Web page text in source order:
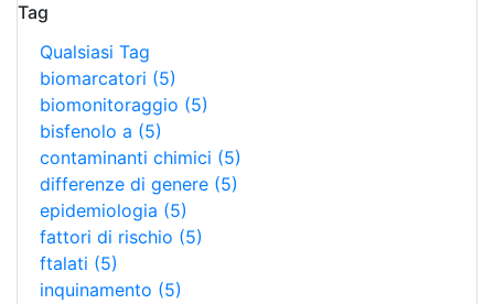
Tag
Qualsiasi Tag
biomarcatori (5)
biomonitoraggio (5)
bisfenolo a (5)
contaminanti chimici (5)
differenze di genere (5)
epidemiologia (5)
fattori di rischio (5)
ftalati (5)
inquinamento (5)